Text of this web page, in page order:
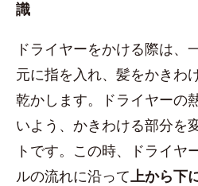
識
ドライヤーをかける際は、
元に指を入れ、髪をかきわ
乾かします。ドライヤーの
いよう、かきわける部分を
トです。この時、ドライヤ
ルの流れに沿って上から下